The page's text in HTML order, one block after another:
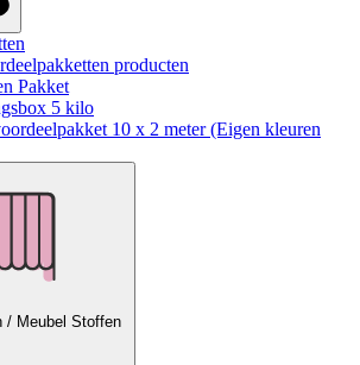
producten
Pakket
5 kilo
10 x 2 meter (Eigen kleuren
/ Meubel Stoffen